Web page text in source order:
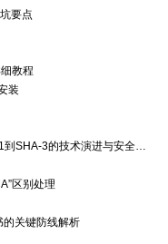
要点
教程
装
SSL证书SHA系列散列算法深度解析：从SHA-1到SHA-3的技术演进与安全特性
区别处理
的关键防线解析